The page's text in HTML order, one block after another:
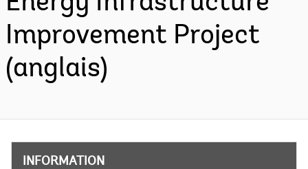
Improvement Project
(anglais)
INFORMATION